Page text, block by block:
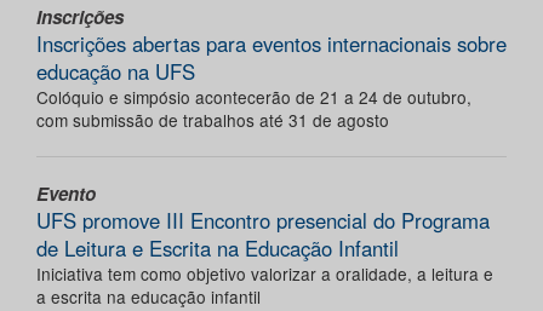
Inscrições
Inscrições abertas para eventos internacionais sobre
educação na UFS
Colóquio e simpósio acontecerão de 21 a 24 de outubro,
com submissão de trabalhos até 31 de agosto
Evento
UFS promove III Encontro presencial do Programa
de Leitura e Escrita na Educação Infantil
Iniciativa tem como objetivo valorizar a oralidade, a leitura e
a escrita na educação infantil